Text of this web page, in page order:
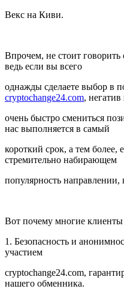
Векс на Киви.
Впрочем, не стоит
ведь если вы всего
однажды сделаете выбор в
cryptochange24.com,
очень быстро смениться
нас выполняется в самый
короткий срок, а тем более,
стремительно набирающем
популярность
Вот почему многие
1. Безопасность и
участием
cryptochange24.com,
нашего обменника.